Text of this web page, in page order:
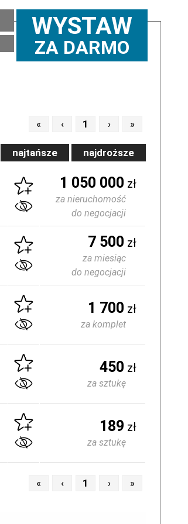
WYSTAW
ZA DARMO
« ‹ 1 › »
najtańsze najdroższe
1 050 000 zł
za nieruchomość
do negocjacji
7 500 zł
za miesiąc
do negocjacji
1 700 zł
za komplet
450 zł
za sztukę
189 zł
za sztukę
« ‹ 1 › »